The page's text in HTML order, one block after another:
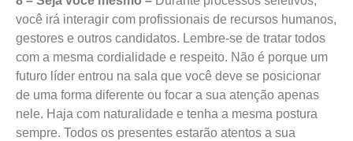
você irá interagir com profissionais de recursos humanos,
gestores e outros candidatos. Lembre-se de tratar todos
com a mesma cordialidade e respeito. Não é porque um
futuro líder entrou na sala que você deve se posicionar
de uma forma diferente ou focar a sua atenção apenas
nele. Haja com naturalidade e tenha a mesma postura
sempre. Todos os presentes estarão atentos a sua